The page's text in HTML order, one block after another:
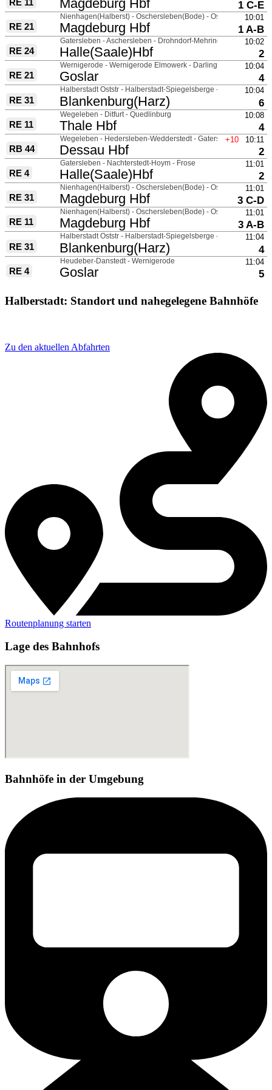
Halberstadt: Standort und nahegelegene Bahnhöfe
Zu den aktuellen Abfahrten
Routenplanung starten
Lage des Bahnhofs
Bahnhöfe in der Umgebung